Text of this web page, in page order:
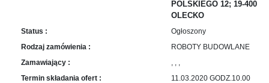
Ochrona
danych
osobowych
Deklaracja
POLSKIEGO 12; 19-400
OLECKO
Status :
Ogłoszony
Rodzaj zamówienia :
ROBOTY BUDOWLANE
Zamawiający :
, , ,
Termin składania ofert :
11.03.2020 GODZ.10.00